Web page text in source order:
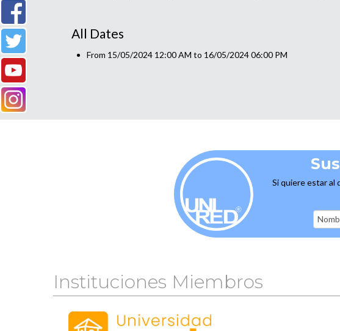
All Dates
From 15/05/2024 12:00 AM to 16/05/202406:00 PM
Si quiere estar al
Instituciones Miembros